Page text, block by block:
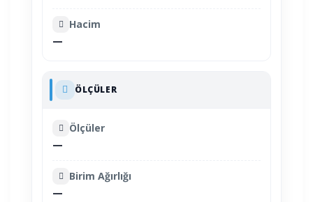
Hacim
—
ÖLÇÜLER
Ölçüler
—
Birim Ağırlığı
—